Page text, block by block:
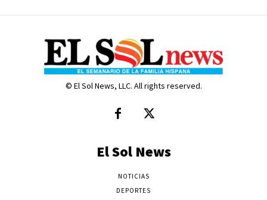
© El Sol News, LLC. All rights reserved.
El Sol News
NOTICIAS
DEPORTES